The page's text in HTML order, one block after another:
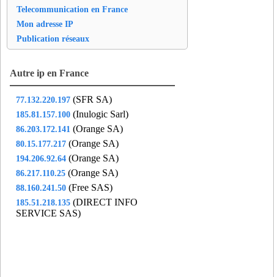
92040IMS
- Issy-les-Moulineaux (14 km)
92044LEV- Levallois-Perret (7 km)
92044PER- Levallois-Perret (7 km)
92049MAR
- Montrouge (14 km)
92050NAN- Nanterre (12 km)
92051NEY- Neuilly-sur-Seine (9 km)
92062PUT- Puteaux (10 km)
92063RUE- Rueil-Malmaison (15 km)
92064STC- Saint-Cloud (15 km)
92071ROB- Sceaux (18 km)
- Suresnes (12 km)
93001FLA- Aubervilliers (4 km)
Telecommunication en France
Mon adresse IP
Publication réseaux
Autre ip en France
77.132.220.197 (SFR SA)
185.81.157.100 (Inulogic Sarl)
86.203.172.141 (Orange SA)
80.15.177.217 (Orange SA)
194.206.92.64 (Orange SA)
86.217.110.25 (Orange SA)
88.160.241.50 (Free SAS)
185.51.218.135 (DIRECT INFO
SERVICE SAS)